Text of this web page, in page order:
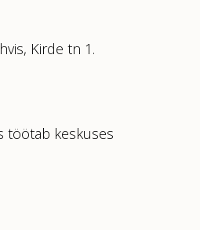
Kirde tn 1.
töötab keskuses